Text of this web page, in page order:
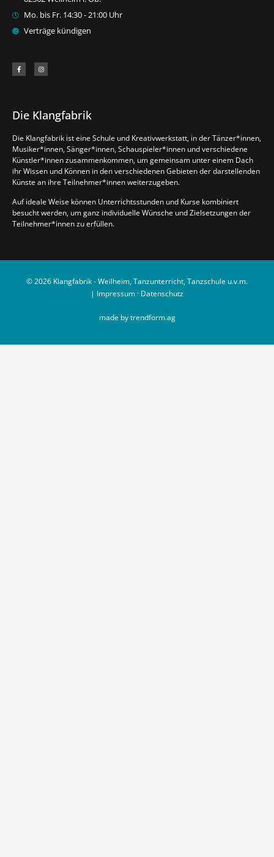
Mo. bis Fr. 14:30 - 21:00 Uhr
Verträge kündigen
Die Klangfabrik
Die Klangfabrik ist eine Schule und Kreativwerkstatt, in der Tänzer*innen,
Musiker*innen, Sänger*innen, Schauspieler*innen und verschiedene
Künstler*innen zusammenkommen, um gemeinsam unter einem Dach
ihr Wissen und Können in den verschiedenen Gebieten der darstellenden
Künste an ihre Teilnehmer*innen weiterzugeben.
Auf ideale Weise können Unterrichtsstunden und Kurse kombiniert
besucht werden, um ganz individuelle Wünsche und Zielsetzungen der
Teilnehmer*innen zu erfüllen.
© 2026 Klangfabrik - Weilheim, Tanzunterricht, Tanzschule u.v.m.
| Impressum · Datenschutz
made by trendform.ag